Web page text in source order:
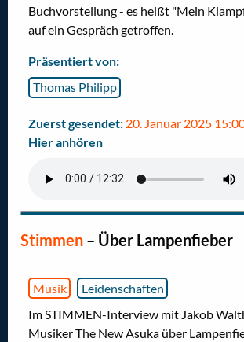
Buchvorstellung - es heißt "Mein
auf ein Gespräch getroffen.
Präsentiert von:
Thomas Philipp
Zuerst gesendet: 20. Januar 2025
Hier anhören
Stimmen – Über Lampenfieber
Musik
Leidenschaften
Im STIMMEN-Interview mit Jakob
Musiker The New Asuka über